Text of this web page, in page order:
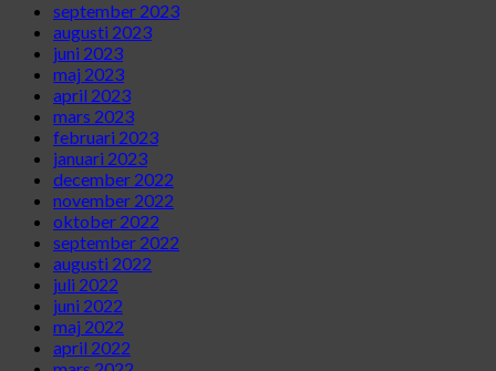
september 2023
augusti 2023
juni 2023
maj 2023
april 2023
mars 2023
februari 2023
januari 2023
december 2022
november 2022
oktober 2022
september 2022
augusti 2022
juli 2022
juni 2022
maj 2022
april 2022